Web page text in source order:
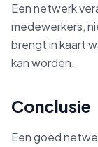
Een netwerk
medewerkers,
brengt in kaart
kan worden.
Conclusie
Een goed